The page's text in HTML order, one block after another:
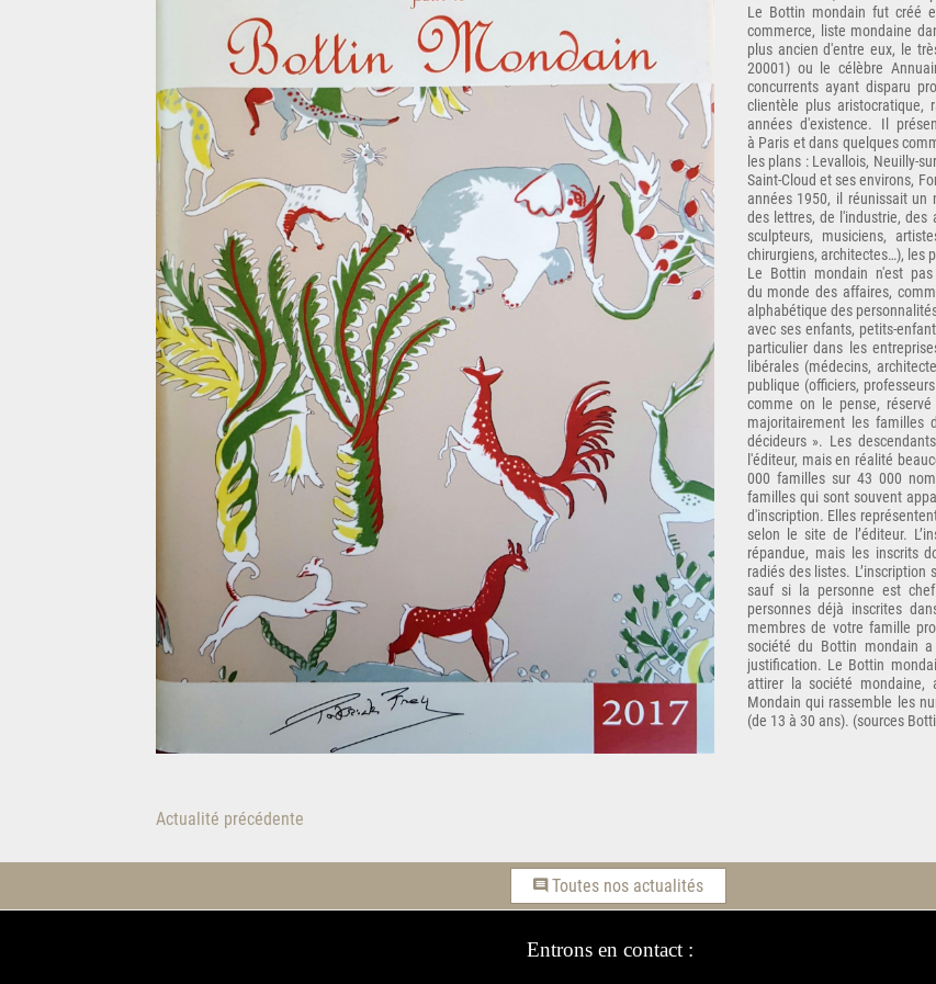
Le Bottin mondain fut créé
commerce, liste mondaine
plus ancien d'entre eux, le
20001) ou le célèbre
concurrents ayant disparu
clientèle plus aristocratique,
années d'existence. Il
à Paris et dans quelques
les plans : Levallois, Neuilly-
Saint-Cloud et ses environs,
années 1950, il réunissait un
des lettres, de l'industrie, des
sculpteurs, musiciens,
chirurgiens, architectes…), les
Le Bottin mondain n'est
du monde des affaires,
alphabétique des
avec ses enfants, petits-
particulier dans les
libérales (médecins,
publique (officiers,
comme on le pense,
majoritairement les familles
décideurs ». Les
l'éditeur, mais en réalité
000 familles sur 43 000
familles qui sont souvent
d'inscription. Elles
selon le site de l’éditeur.
répandue, mais les inscrits
radiés des listes.
sauf si la personne est
personnes déjà inscrites
membres de votre famille
société du Bottin mondain
justification. Le Bottin
attirer la société mondaine,
Mondain qui rassemble les
(de 13 à 30 ans). (sources
Actualité précédente
Toutes nos actualités
Entrons en contact :